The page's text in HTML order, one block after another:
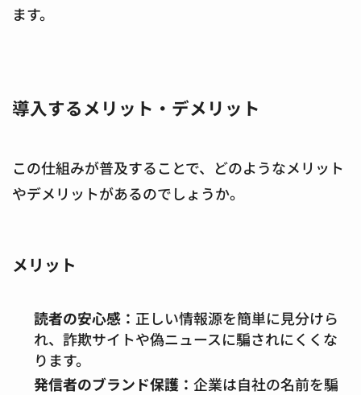
ます。
導入するメリット・デメリット
この仕組みが普及することで、どのようなメリット
やデメリットがあるのでしょうか。
メリット
読者の安心感： 正しい情報源を簡単に見分けら
れ、詐欺サイトや偽ニュースに騙されにくくな
ります。
発信者のブランド保護： 企業は自社の名前を騙